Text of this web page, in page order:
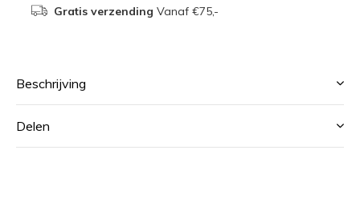
Gratis verzending Vanaf €75,-
Beschrijving
Delen